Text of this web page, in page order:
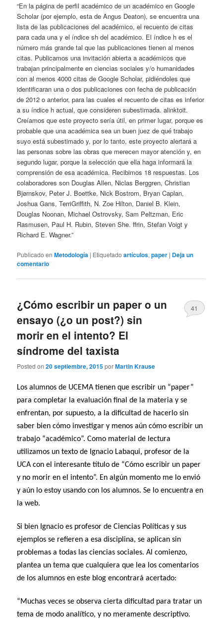
“En la página de perfil académico de un académico en Google
Scholar (por ejemplo, esta de Angus Deaton), se encuentra una
lista de las publicaciones del académico, el recuento de citas
para cada una y el índice sh del académico. El índice h es el
número más grande tal que las publicaciones tienen al menos
citas. Publicamos una invitación abierta a académicos que
trabajan principalmente en ciencias sociales y/o humanidades
con al menos 4000 citas de Google Scholar, pidiéndoles que
identificaran una o dos publicaciones con fecha de publicación
de 2012 o anterior, para las cuales el recuento de citas es inferior
a su índice h actual, que consideren subestimada. alinktoit.
Creíamos que este proyecto sería útil, en primer lugar, porque es
probable que una académica sea un buen juez de qué trabajo
suyo está subestimado y, por lo tanto, este proyecto alertará a
las personas sobre las obras que merecen mayor atención y, en
segundo lugar, porque la selección que ella haga informará la
comprensión de esa académica. Recibimos 18 respuestas. Los
colaboradores son Douglas Allen, Niclas Berggren, Christian
Bjørnskov, Peter J. Boettke, Nick Bostrom, Bryan Caplan,
Joshua Gans, TerriGriffith, N. Zoe Hilton, Daniel B. Klein,
Douglas Noonan, Michael Ostrovsky, Sam Peltzman, Eric
Rasmusen, Paul H. Rubin, Steven She. ffrin, Stefan Voigt y
Richard E. Wagner.”
Publicado en Metodología | Etiquetado artículos,paper | Deja un
comentario
¿Cómo escribir un paper o un
ensayo (¿o un post?) sin
morir en el intento? El
síndrome del taxista
Posted on20 septiembre, 2015porMartin Krause
41
Los alumnos de UCEMA tienen que escribir un “paper”
para completar la evaluación final de la materia y se
enfrentan, por supuesto, a la dificultad de hacerlo sin
saber bien cómo investigar y menos aún cómo escribir un
trabajo “académico”. Como material de lectura
utilizamos un texto de Ignacio Labaqui, profesor de la
UCA con el interesante título de “Cómo escribir un paper
y no morir en el intento”. En algún momento me lo envió
y aún lo estoy usando con los alumnos. Se lo encuentra en
la web.
Si bien Ignacio es profesor de Ciencias Políticas y sus
ejemplos se refieren a esa disciplina, se aplican sin
problemas a todas las ciencias sociales. Al comienzo,
plantea un tema que cualquiera que lea los comentarios
de los alumnos en este blog encontrará acertado:
“Muchas veces se observa cierta dificultad para tratar un
tema de modo analítico, y no meramente descriptivo.